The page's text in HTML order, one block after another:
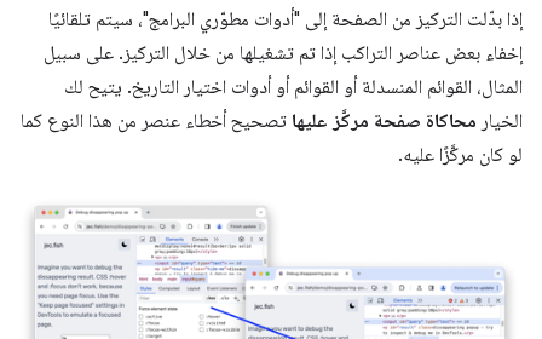
إذا بدّلت التركيز من الصفحة إلى "أدوات مطوّري البرامج"، سيتم تلقائيًا
إخفاء بعض عناصر التراكب إذا تم تشغيلها من خلال التركيز. على سبيل
المثال، القوائم المنسدلة أو القوائم أو أدوات اختيار التاريخ. يتيح لك
الخيار محاكاة صفحة مركَّز عليها تصحيح أخطاء عنصر من هذا النوع كما
لو كان مركَّزًا عليه.